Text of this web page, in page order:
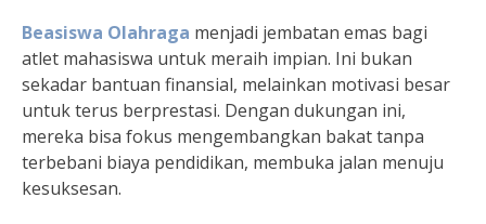
Beasiswa Olahraga menjadi jembatan emas bagi
atlet mahasiswa untuk meraih impian. Ini bukan
sekadar bantuan finansial, melainkan motivasi besar
untuk terus berprestasi. Dengan dukungan ini,
mereka bisa fokus mengembangkan bakat tanpa
terbebani biaya pendidikan, membuka jalan menuju
kesuksesan.